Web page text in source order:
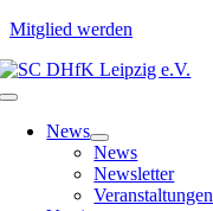
Mitglied werden
Zum
Inhalt
Toggle
NavigationNews
News
Newsletter
Veranstaltungen